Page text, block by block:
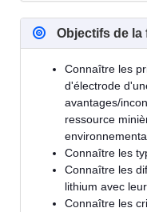
Objectifs de la
Connaître les
d'électrode
avantages/
ressource
Connaître les
Connaître les
lithium avec
Connaître les